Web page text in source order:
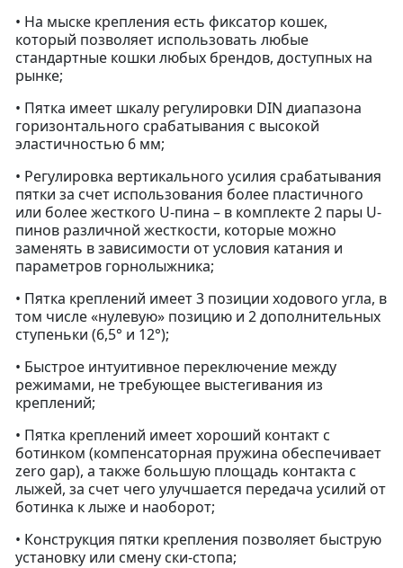
• На мыске крепления есть фиксатор кошек,
который позволяет использовать любые
стандартные кошки любых брендов, доступных на
рынке;
• Пятка имеет шкалу регулировки DIN диапазона
горизонтального срабатывания с высокой
эластичностью 6 мм;
• Регулировка вертикального усилия срабатывания
пятки за счет использования более пластичного
или более жесткого U-пина – в комплекте 2 пары U-
пинов различной жесткости, которые можно
заменять в зависимости от условия катания и
параметров горнолыжника;
• Пятка креплений имеет 3 позиции ходового угла, в
том числе «нулевую» позицию и 2 дополнительных
ступеньки (6,5° и 12°);
• Быстрое интуитивное переключение между
режимами, не требующее выстегивания из
креплений;
• Пятка креплений имеет хороший контакт с
ботинком (компенсаторная пружина обеспечивает
zero gap), а также большую площадь контакта с
лыжей, за счет чего улучшается передача усилий от
ботинка к лыже и наоборот;
• Конструкция пятки крепления позволяет быструю
установку или смену ски-стопа;